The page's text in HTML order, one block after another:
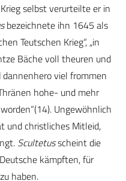
selbst verurteilte er in
bezeichnete ihn 1645 als
Teutschen Krieg“, „in
Bäche voll theuren und
viel frommen
hohe- und mehr
Ungewöhnlich
und christliches Mitleid,
Scultetusscheint die
kämpften, für
haben.